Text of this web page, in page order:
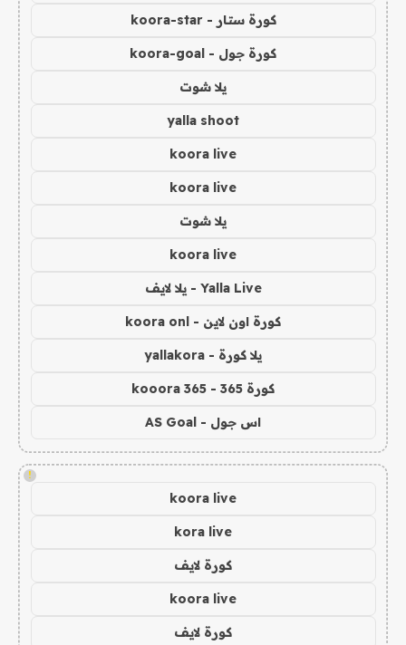
كورة ستار - koora-star
كورة جول - koora-goal
يلا شوت
yalla shoot
koora live
koora live
يلا شوت
koora live
Yalla Live - يلا لايف
كورة اون لاين - koora onl
يلا كورة - yallakora
كورة 365 - kooora 365
اس جول - AS Goal
!
koora live
kora live
كورة لايف
koora live
كورة لايف